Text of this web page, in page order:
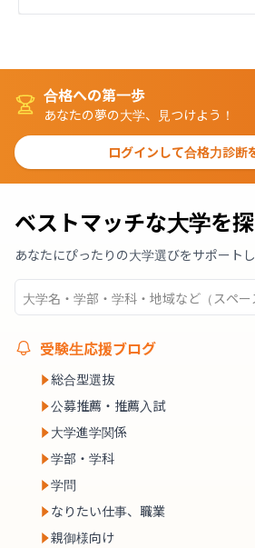
合格への第一歩
あなたの夢の大学、見つけよう！
ログインして合格力診断
ベストマッチな大学を
あなたにぴったりの大学選びをサポート
受験生応援ブログ
総合型選抜
公募推薦・推薦入試
大学進学関係
学部・学科
学問
なりたい仕事、職業
親御様向け